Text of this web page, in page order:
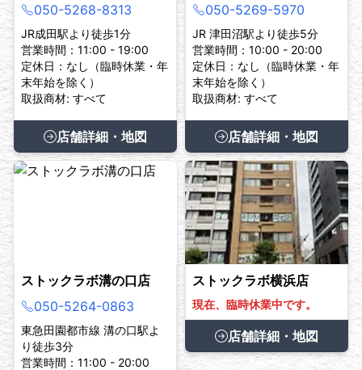
050-5268-8313
JR成田駅より徒歩1分
営業時間：11:00 - 19:00
定休日：なし（臨時休業・年
末年始を除く）
取扱商材: すべて
店舗詳細・地図
050-5269-5970
JR 津田沼駅より徒歩5分
営業時間：10:00 - 20:00
定休日：なし（臨時休業・年
末年始を除く）
取扱商材: すべて
店舗詳細・地図
ストックラボ溝の口店
050-5264-0863
東急田園都市線 溝の口駅よ
り徒歩3分
営業時間：11:00 - 20:00
ストックラボ横浜店
現在、臨時休業中です。
店舗詳細・地図